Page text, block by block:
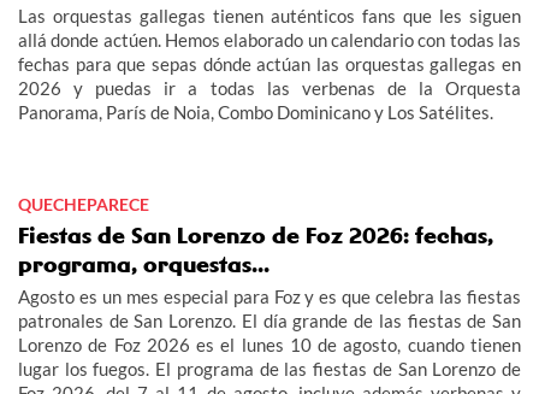
Las orquestas gallegas tienen auténticos fans que les siguen
allá donde actúen. Hemos elaborado un calendario con todas las
fechas para que sepas dónde actúan las orquestas gallegas en
2026 y puedas ir a todas las verbenas de la Orquesta
Panorama, París de Noia, Combo Dominicano y Los Satélites.
QUECHEPARECE
Fiestas de San Lorenzo de Foz 2026: fechas,
programa, orquestas...
Agosto es un mes especial para Foz y es que celebra las fiestas
patronales de San Lorenzo. El día grande de las fiestas de San
Lorenzo de Foz 2026 es el lunes 10 de agosto, cuando tienen
lugar los fuegos. El programa de las fiestas de San Lorenzo de